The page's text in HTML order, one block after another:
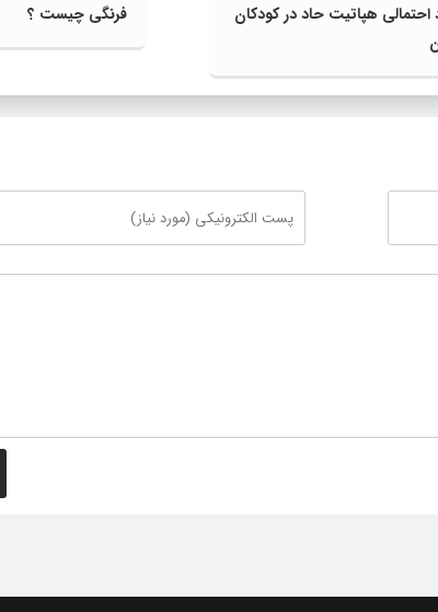
احتمالی هپاتیت حاد در کودکان
فرنگی چیست ؟